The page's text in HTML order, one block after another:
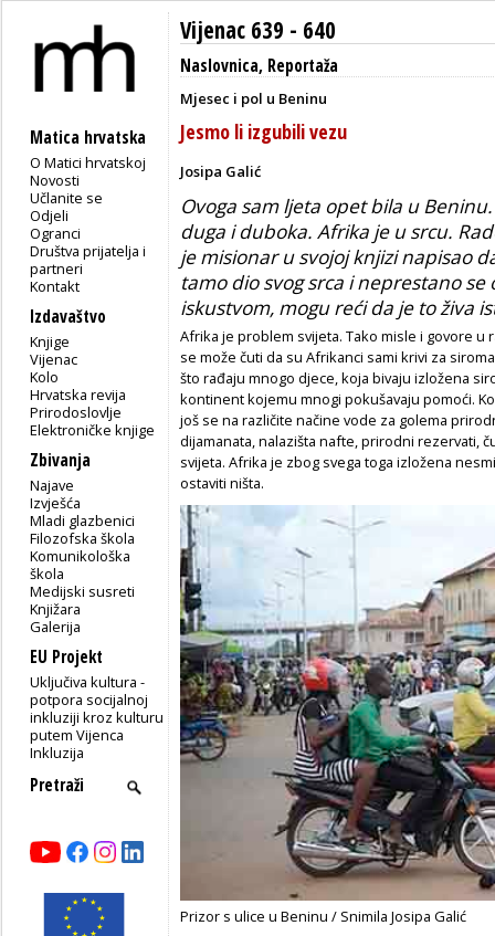
Matica hrvatska
O Matici hrvatskoj
Novosti
Učlanite se
Odjeli
Ogranci
Društva prijatelja i
partneri
Kontakt
Izdavaštvo
Knjige
Vijenac
Kolo
Hrvatska revija
Prirodoslovlje
Elektroničke knjige
Zbivanja
Najave
Izvješća
Mladi glazbenici
Filozofska škola
Komunikološka
škola
Medijski susreti
Knjižara
Galerija
EU Projekt
Uključiva kultura -
potpora socijalnoj
inkluziji kroz kulturu
putem Vijenca
Inkluzija
Vijenac 639 - 640
Naslovnica, Reportaža
Mjesec i pol u Beninu
Jesmo li izgubili vezu
Josipa Galić
Ovoga sam ljeta opet bila u
duga i duboka. Afrika je u srcu.
je misionar u svojoj knjizi napisao
tamo dio svog srca i neprestano
iskustvom, mogu reći da je to živa
Afrika je problem svijeta. Tako misle i govore u
se može čuti da su Afrikanci sami krivi za
što rađaju mnogo djece, koja bivaju izložena
kontinent kojemu mnogi pokušavaju pomoći.
još se na različite načine vode za golema
dijamanata, nalazišta nafte, prirodni rezervati,
svijeta. Afrika je zbog svega toga izložena
ostaviti ništa.
Prizor s ulice u Beninu / Snimila Josipa Galić